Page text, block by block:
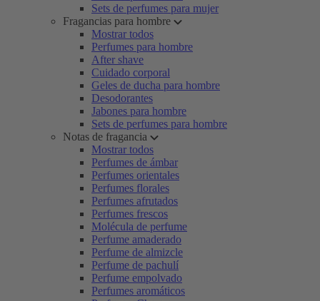
Sets de perfumes para mujer
Fragancias para hombre
Mostrar todos
Perfumes para hombre
After shave
Cuidado corporal
Geles de ducha para hombre
Desodorantes
Jabones para hombre
Sets de perfumes para hombre
Notas de fragancia
Mostrar todos
Perfumes de ámbar
Perfumes orientales
Perfumes florales
Perfumes afrutados
Perfumes frescos
Molécula de perfume
Perfume amaderado
Perfume de almizcle
Perfume de pachulí
Perfume empolvado
Perfumes aromáticos